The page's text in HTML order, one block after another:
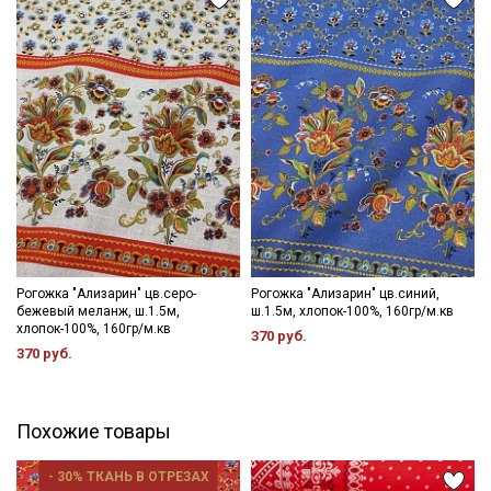
- максимальная температура стирки до 40С в деликатном
режиме;
- стирать отдельно от светлых вещей;
- противопоказано употребление отбеливателей;
- сушить в подвешенном состоянии;
- гладить с изнаночной стороны..
Цветопередача может отличаться от оригинального цвета
ткани в зависимости от настроек вашего монитора, и в
зависимости от партии тон ткани может отличаться.
Рогожка "Ализарин" цв.серо-
бежевый меланж, ш.1.5м,
хлопок-100%, 160гр/м.кв
370 руб.
Рогожка "Ализарин" цв.синий,
ш.1.5м, хлопок-100%, 160гр/м.кв
370 руб.
Похожие товары
- 30% ТКАНЬ В ОТРЕЗАХ